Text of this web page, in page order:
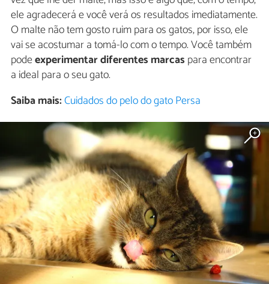
ele agradecerá e você verá os resultados imediatamente.
O malte não tem gosto ruim para os gatos, por isso, ele
vai se acostumar a tomá-lo com o tempo. Você também
podeexperimentar diferentes marcas para encontrar
a ideal para o seu gato.
Saiba mais:Cuidados do pelo do gato Persa